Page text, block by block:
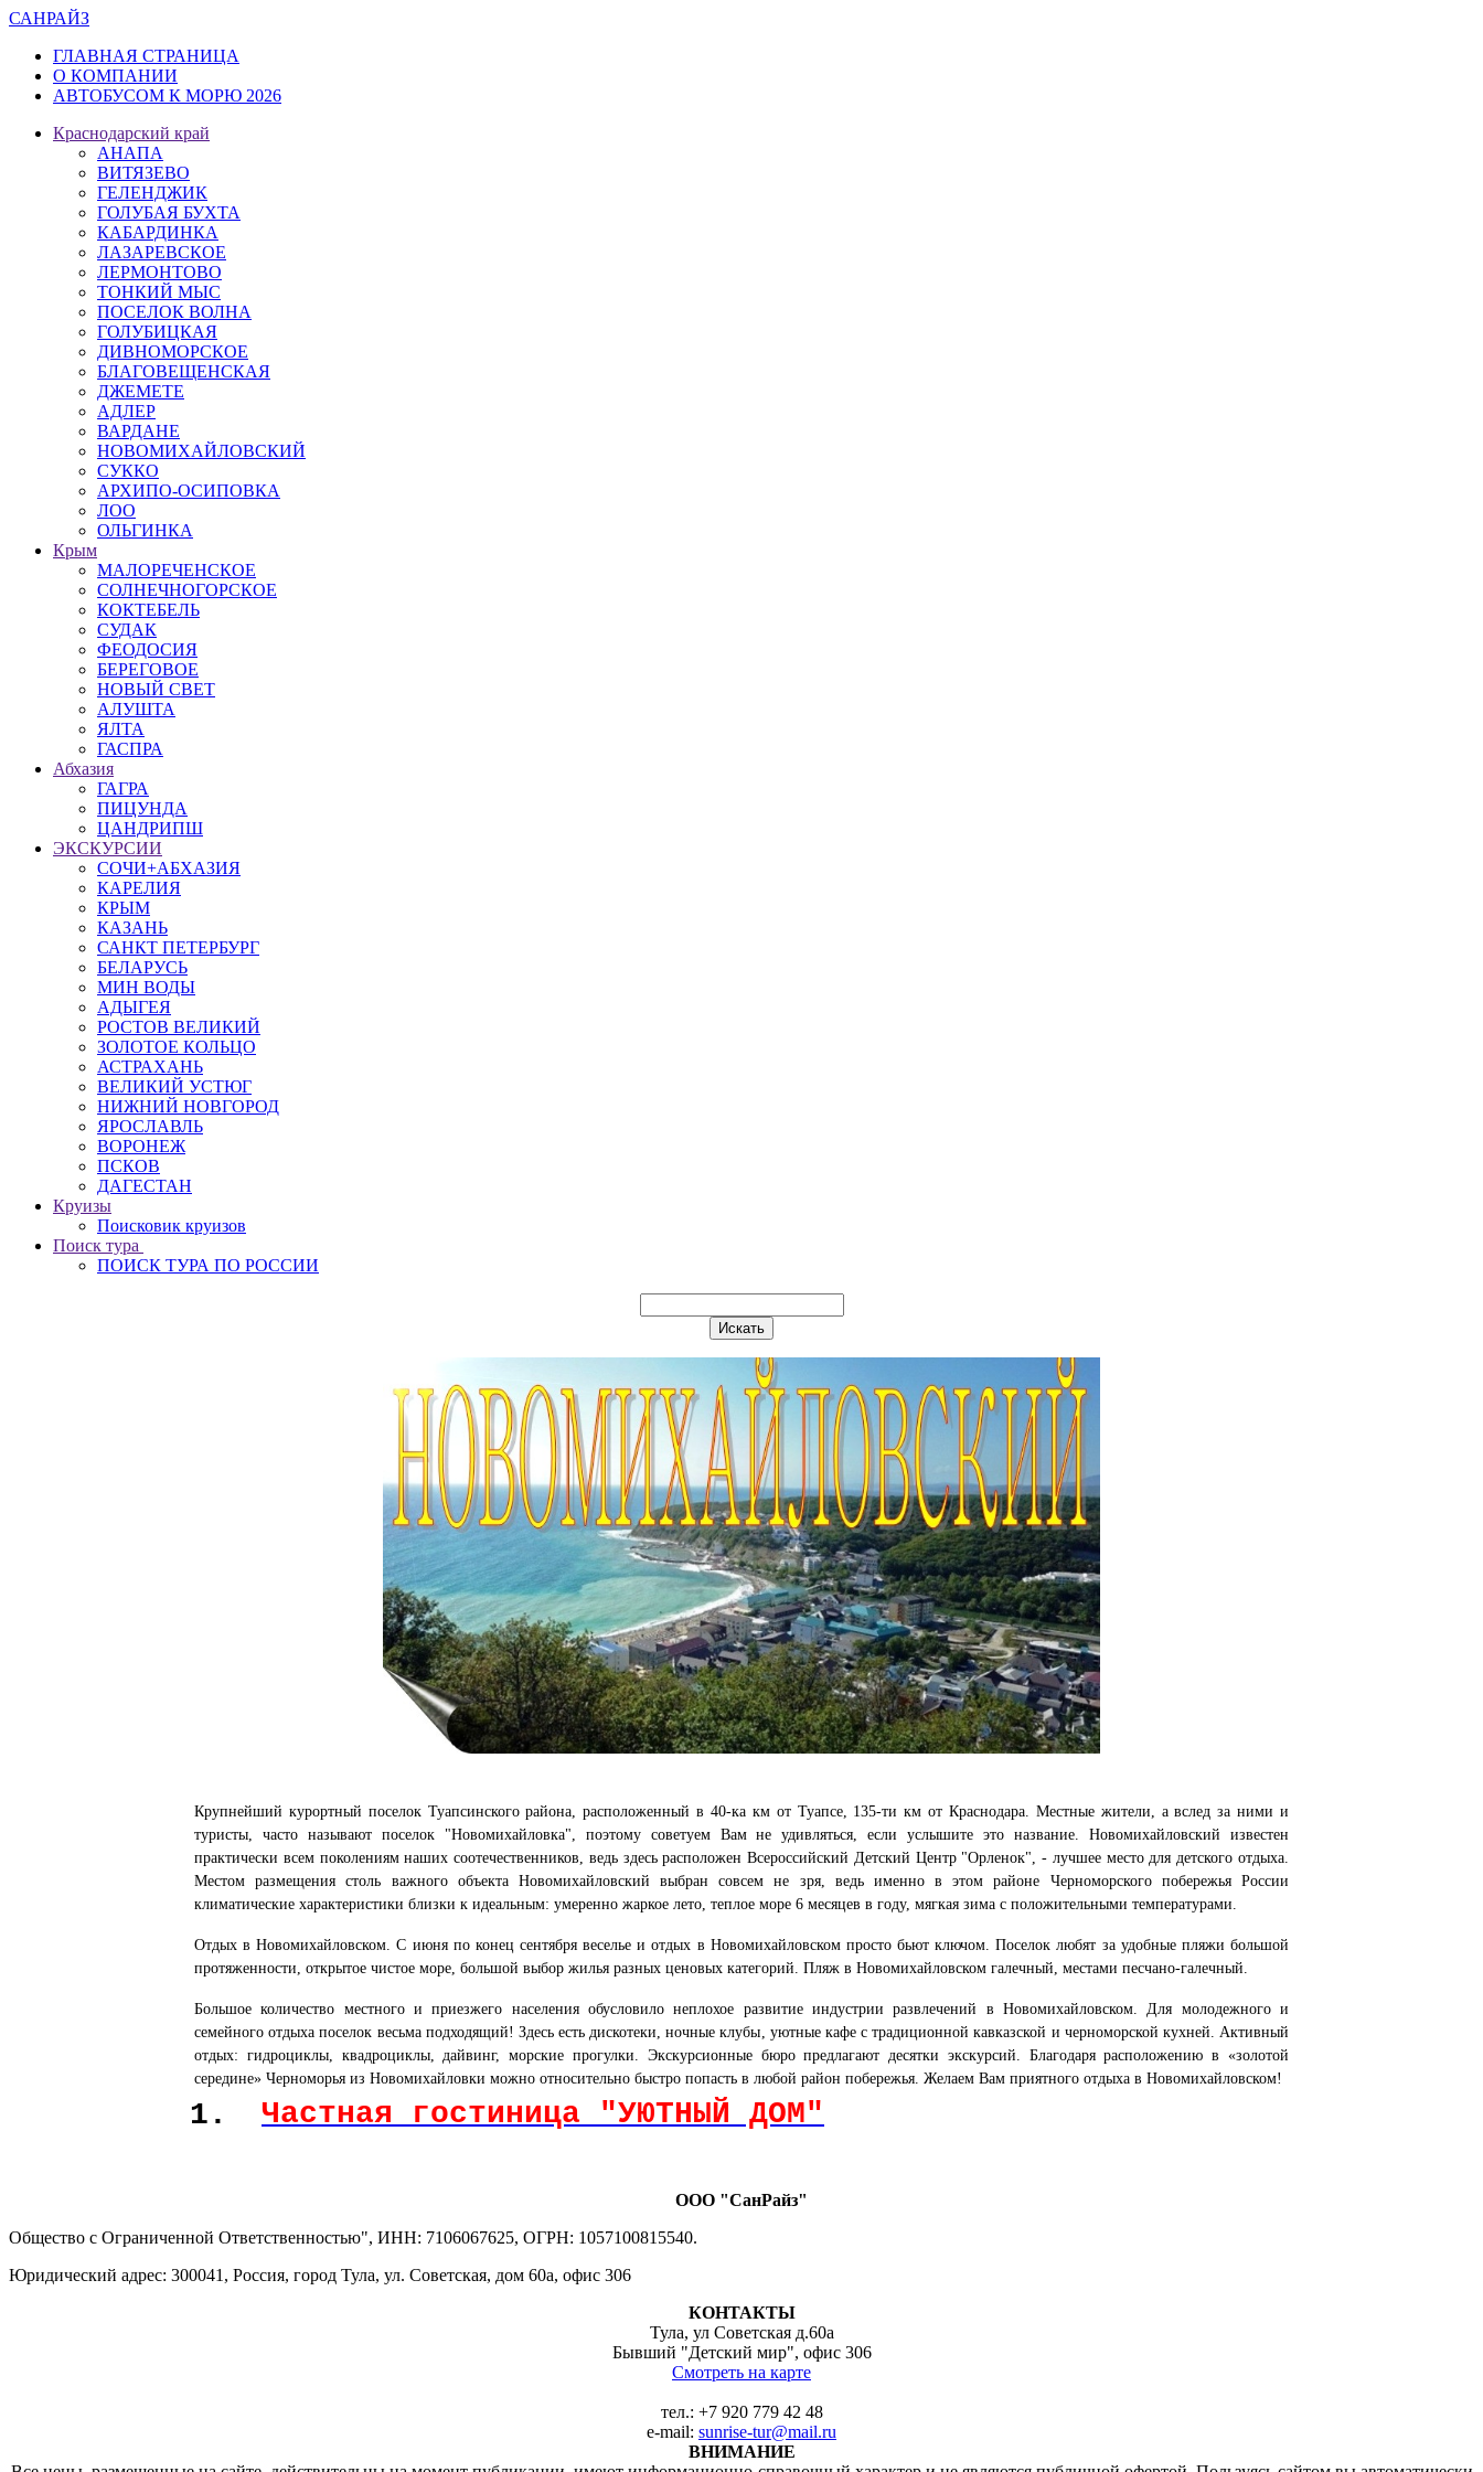
САНРАЙЗ
ГЛАВНАЯ СТРАНИЦА
О КОМПАНИИ
АВТОБУСОМ К МОРЮ 2026
Краснодарский край
АНАПА
ВИТЯЗЕВО
ГЕЛЕНДЖИК
ГОЛУБАЯ БУХТА
КАБАРДИНКА
ЛАЗАРЕВСКОЕ
ЛЕРМОНТОВО
ТОНКИЙ МЫС
ПОСЕЛОК ВОЛНА
ГОЛУБИЦКАЯ
ДИВНОМОРСКОЕ
БЛАГОВЕЩЕНСКАЯ
ДЖЕМЕТЕ
АДЛЕР
ВАРДАНЕ
НОВОМИХАЙЛОВСКИЙ
СУККО
АРХИПО-ОСИПОВКА
ЛОО
ОЛЬГИНКА
Крым
МАЛОРЕЧЕНСКОЕ
СОЛНЕЧНОГОРСКОЕ
КОКТЕБЕЛЬ
СУДАК
ФЕОДОСИЯ
БЕРЕГОВОЕ
НОВЫЙ СВЕТ
АЛУШТА
ЯЛТА
ГАСПРА
Абхазия
ГАГРА
ПИЦУНДА
ЦАНДРИПШ
ЭКСКУРСИИ
СОЧИ+АБХАЗИЯ
КАРЕЛИЯ
КРЫМ
КАЗАНЬ
САНКТ ПЕТЕРБУРГ
БЕЛАРУСЬ
МИН ВОДЫ
АДЫГЕЯ
РОСТОВ ВЕЛИКИЙ
ЗОЛОТОЕ КОЛЬЦО
АСТРАХАНЬ
ВЕЛИКИЙ УСТЮГ
НИЖНИЙ НОВГОРОД
ЯРОСЛАВЛЬ
ВОРОНЕЖ
ПСКОВ
ДАГЕСТАН
Круизы
Поисковик круизов
Поиск тура
ПОИСК ТУРА ПО РОССИИ
Крупнейший курортный поселок Туапсинского района, расположенный в 40-ка км от Туапсе, 135-ти км от Краснодара. Местные жители, а вслед за ними и
туристы, часто называют поселок "Новомихайловка", поэтому советуем Вам не удивляться, если услышите это название. Новомихайловский известен
практически всем поколениям наших соотечественников, ведь здесь расположен Всероссийский Детский Центр "Орленок", - лучшее место для детского отдыха.
Местом размещения столь важного объекта Новомихайловский выбран совсем не зря, ведь именно в этом районе Черноморского побережья России
климатические характеристики близки к идеальным: умеренно жаркое лето, теплое море 6 месяцев в году, мягкая зима с положительными температурами.
Отдых в Новомихайловском. С июня по конец сентября веселье и отдых в Новомихайловском просто бьют ключом. Поселок любят за удобные пляжи большой
протяженности, открытое чистое море, большой выбор жилья разных ценовых категорий. Пляж в Новомихайловском галечный, местами песчано-галечный.
Большое количество местного и приезжего населения обусловило неплохое развитие индустрии развлечений в Новомихайловском. Для молодежного и
семейного отдыха поселок весьма подходящий! Здесь есть дискотеки, ночные клубы, уютные кафе с традиционной кавказской и черноморской кухней. Активный
отдых: гидроциклы, квадроциклы, дайвинг, морские прогулки. Экскурсионные бюро предлагают десятки экскурсий. Благодаря расположению в «золотой
середине» Черноморья из Новомихайловки можно относительно быстро попасть в любой район побережья. Желаем Вам приятного отдыха в Новомихайловском!
1. Частная гостиница "УЮТНЫЙ ДОМ"
ООО "СанРайз"
Общество с Ограниченной Ответственностью", ИНН: 7106067625, ОГРН: 1057100815540.
Юридический адрес: 300041, Россия, город Тула, ул. Советская, дом 60а, офис 306
КОНТАКТЫ
Тула, ул Советская д.60а
Бывший "Детский мир", офис 306
Смотреть на карте
тел.: +7 920 779 42 48
e-mail: sunrise-tur@mail.ru
ВНИМАНИЕ